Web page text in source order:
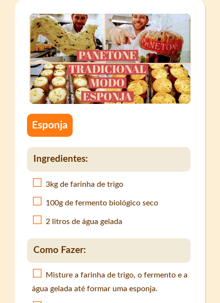
Esponja
Ingredientes:
3kg de farinha de trigo
100g de fermento biológico seco
2 litros de água gelada
Como Fazer:
Misture a farinha de trigo, o fermento e a
água gelada até formar uma esponja.